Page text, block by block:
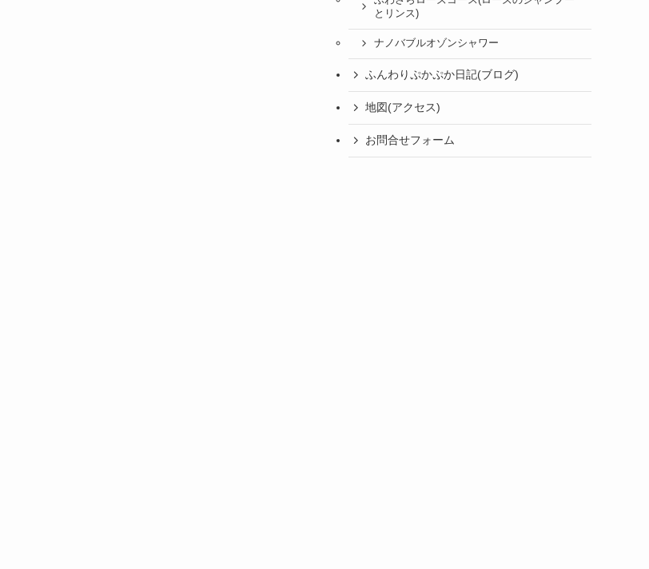
とリンス)
ナノバブルオゾンシャワー
ふんわりぷかぷか日記(ブログ)
地図(アクセス)
お問合せフォーム